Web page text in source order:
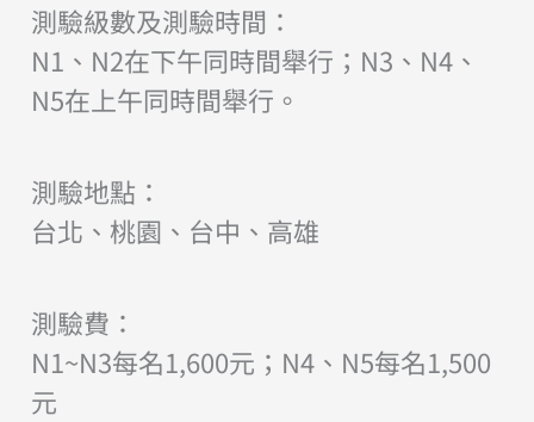
測驗級數及測驗時間：
N1、N2在下午同時間舉行；N3、N4、
N5在上午同時間舉行。
測驗地點：
台北、桃園、台中、高雄
測驗費：
N1~N3每名1,600元；N4、N5每名1,500
元